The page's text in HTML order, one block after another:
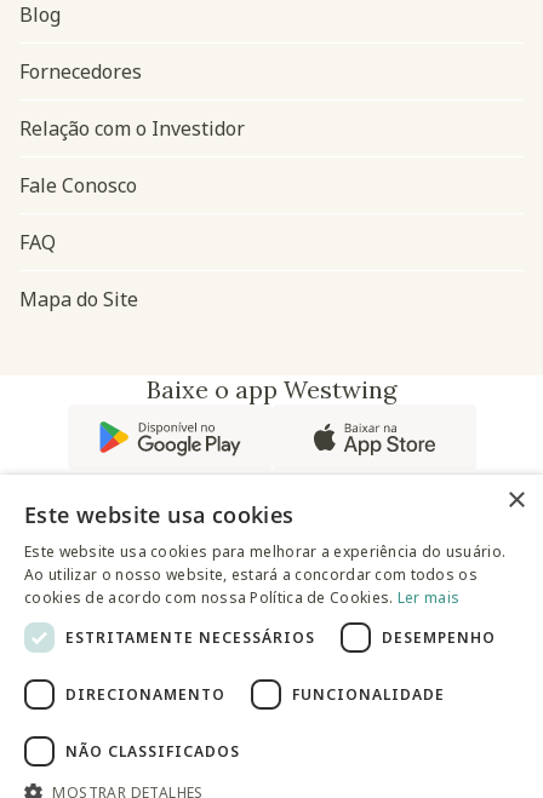
Navegação do rodapé
Blog
Fornecedores
Relação com o Investidor
Fale Conosco
FAQ
Mapa do Site
Baixe o app Westwing
@westwingbr
Somos uma empresa certificada
© 2025 Westwing Comércio Varejista S.A WESTWING
Av. Queiroz Filho, 1700 - Torre A 5° andar - Vila Hamburguesa -
São Paulo
×
Este website usa cookies
Este website usa cookies para melhorar a experiência do usuário.
Ao utilizar o nosso website, estará a concordar com todos os
cookies de acordo com nossa Política de Cookies. Ler mais
ESTRITAMENTE NECESSÁRIOS
DESEMPENHO
DIRECIONAMENTO FUNCIONALIDADE
NÃO CLASSIFICADOS
MOSTRAR DETALHES